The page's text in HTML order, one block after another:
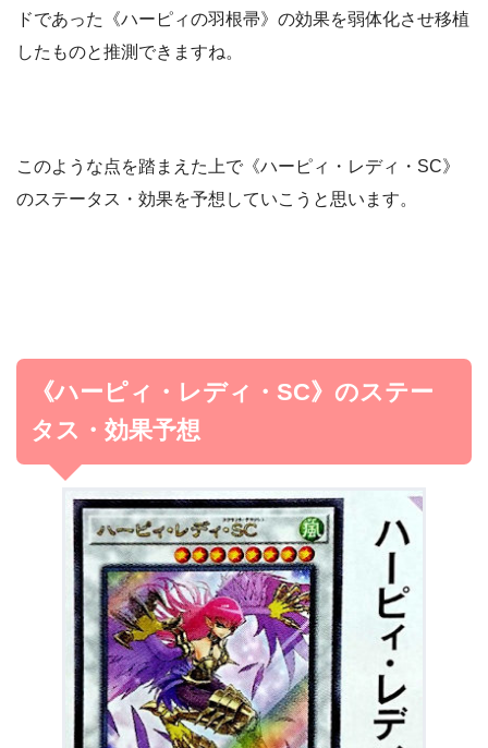
ドであった《ハーピィの羽根帚》の効果を弱体化させ移植
したものと推測できますね。
このような点を踏まえた上で《ハーピィ・レディ・SC》
のステータス・効果を予想していこうと思います。
《ハーピィ・レディ・SC》のステー
タス・効果予想